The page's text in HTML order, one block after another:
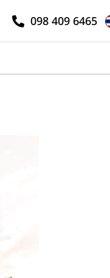
098 409 6465